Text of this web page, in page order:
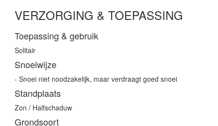
VERZORGING & TOEPASSING
Toepassing & gebruik
Solitair
Snoeiwijze
- Snoei niet noodzakelijk, maar verdraagt goed snoei
Standplaats
Zon / Halfschaduw
Grondsoort